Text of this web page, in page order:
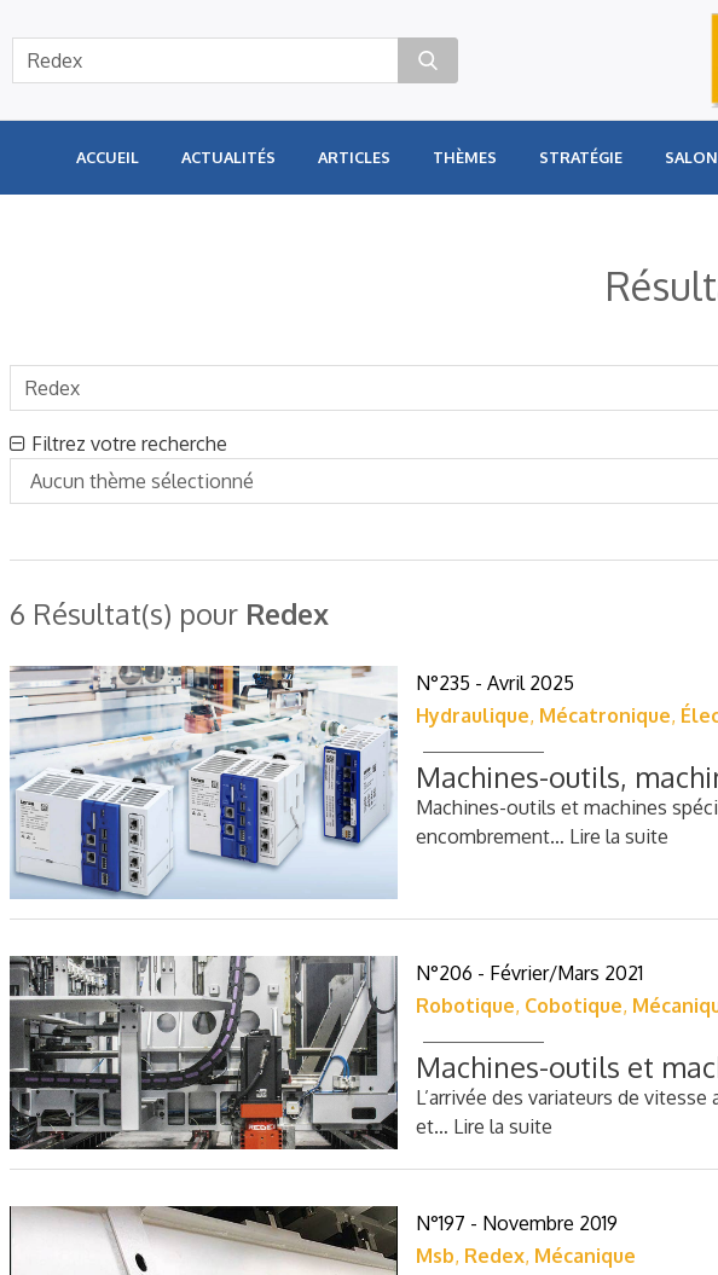
ACCUEIL ACTUALITÉS ARTICLES THÈMES STRATÉGIE
Filtrez votre recherche
6 Résultat(s) pour Redex
N°235 - Avril 2025
Hydraulique, Mécatronique,
Machines-outils,
Machines-outils et machines
encombrement… Lire la suite
N°206 - Février/Mars 2021
Robotique, Cobotique,
Machines-outils et
L’arrivée des variateurs de
et… Lire la suite
N°197 - Novembre 2019
Msb, Redex, Mécanique